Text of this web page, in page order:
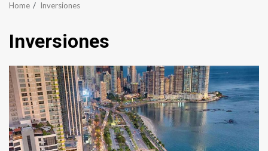
Home Inversiones
Inversiones